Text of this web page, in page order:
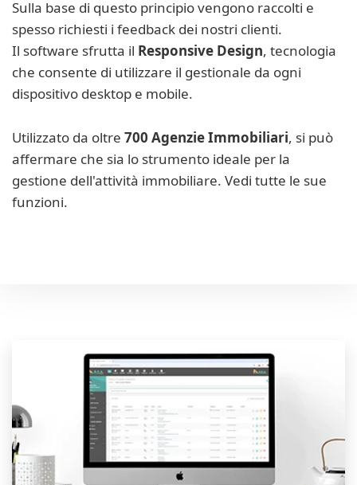
Sulla base di questo principio vengono raccolti e
spesso richiesti i feedback dei nostri clienti.
Il software sfrutta il Responsive Design, tecnologia
che consente di utilizzare il gestionale da ogni
dispositivo desktop e mobile.
Utilizzato da oltre 700 Agenzie Immobiliari, si può
affermare che sia lo strumento ideale per la
gestione dell'attività immobiliare. Vedi tutte le sue
funzioni.